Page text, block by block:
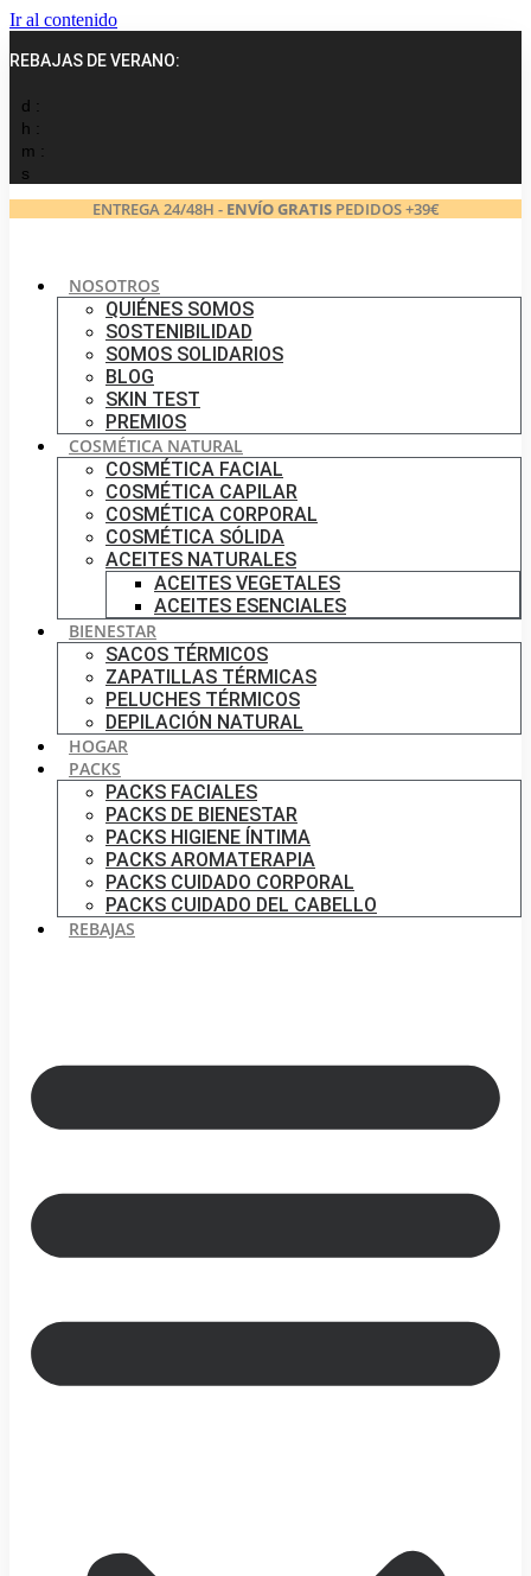
Ir al contenido
REBAJAS DE VERANO:
d :
h :
m :
s
ENTREGA 24/48H - ENVÍO GRATISPEDIDOS +39€
NOSOTROS
QUIÉNES SOMOS
SOSTENIBILIDAD
SOMOS SOLIDARIOS
BLOG
SKIN TEST
PREMIOS
COSMÉTICA NATURAL
COSMÉTICA FACIAL
COSMÉTICA CAPILAR
COSMÉTICA CORPORAL
COSMÉTICA SÓLIDA
ACEITES NATURALES
ACEITES VEGETALES
ACEITES ESENCIALES
BIENESTAR
SACOS TÉRMICOS
ZAPATILLAS TÉRMICAS
PELUCHES TÉRMICOS
DEPILACIÓN NATURAL
HOGAR
PACKS
PACKS FACIALES
PACKS DE BIENESTAR
PACKS HIGIENE ÍNTIMA
PACKS AROMATERAPIA
PACKS CUIDADO CORPORAL
PACKS CUIDADO DEL CABELLO
REBAJAS